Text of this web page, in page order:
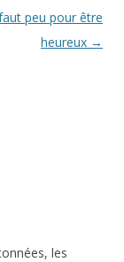
peu pour être
heureux →
les